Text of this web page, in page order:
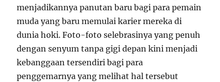
menjadikannya panutan baru bagi para pemain
muda yang baru memulai karier mereka di
dunia hoki. Foto-foto selebrasinya yang penuh
dengan senyum tanpa gigi depan kini menjadi
kebanggaan tersendiri bagi para
penggemarnya yang melihat hal tersebut